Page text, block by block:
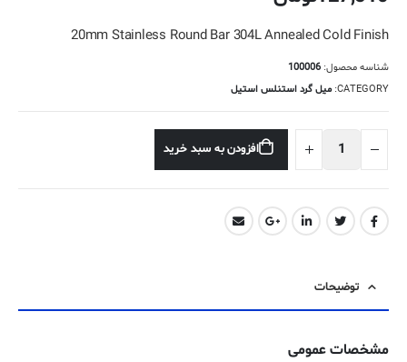
20mm Stainless Round Bar 304L Annealed Cold Finish
شناسه محصول: 100006
CATEGORY: میل گرد استنلس استیل
افزودن به سبد خرید
توضیحات
مشخصات عمومی